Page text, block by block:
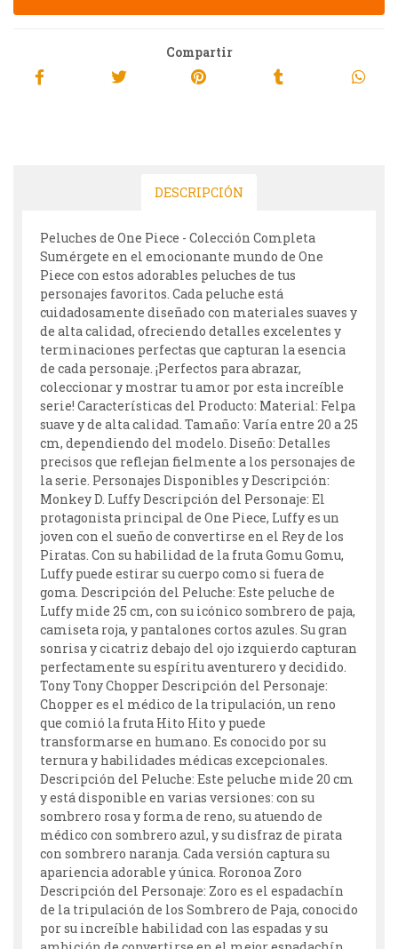
Compartir
DESCRIPCIÓN
Peluches de One Piece - Colección Completa
Sumérgete en el emocionante mundo de One
Piece con estos adorables peluches de tus
personajes favoritos. Cada peluche está
cuidadosamente diseñado con materiales suaves y
de alta calidad, ofreciendo detalles excelentes y
terminaciones perfectas que capturan la esencia
de cada personaje. ¡Perfectos para abrazar,
coleccionar y mostrar tu amor por esta increíble
serie! Características del Producto: Material: Felpa
suave y de alta calidad. Tamaño: Varía entre 20 a 25
cm, dependiendo del modelo. Diseño: Detalles
precisos que reflejan fielmente a los personajes de
la serie. Personajes Disponibles y Descripción:
Monkey D. Luffy Descripción del Personaje: El
protagonista principal de One Piece, Luffy es un
joven con el sueño de convertirse en el Rey de los
Piratas. Con su habilidad de la fruta Gomu Gomu,
Luffy puede estirar su cuerpo como si fuera de
goma. Descripción del Peluche: Este peluche de
Luffy mide 25 cm, con su icónico sombrero de paja,
camiseta roja, y pantalones cortos azules. Su gran
sonrisa y cicatriz debajo del ojo izquierdo capturan
perfectamente su espíritu aventurero y decidido.
Tony Tony Chopper Descripción del Personaje:
Chopper es el médico de la tripulación, un reno
que comió la fruta Hito Hito y puede
transformarse en humano. Es conocido por su
ternura y habilidades médicas excepcionales.
Descripción del Peluche: Este peluche mide 20 cm
y está disponible en varias versiones: con su
sombrero rosa y forma de reno, su atuendo de
médico con sombrero azul, y su disfraz de pirata
con sombrero naranja. Cada versión captura su
apariencia adorable y única. Roronoa Zoro
Descripción del Personaje: Zoro es el espadachín
de la tripulación de los Sombrero de Paja, conocido
por su increíble habilidad con las espadas y su